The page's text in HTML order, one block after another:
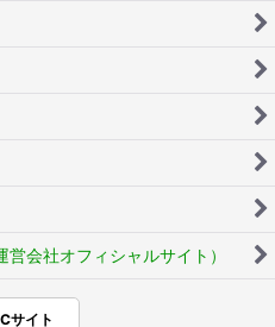
会社オフィシャルサイト）
サイト